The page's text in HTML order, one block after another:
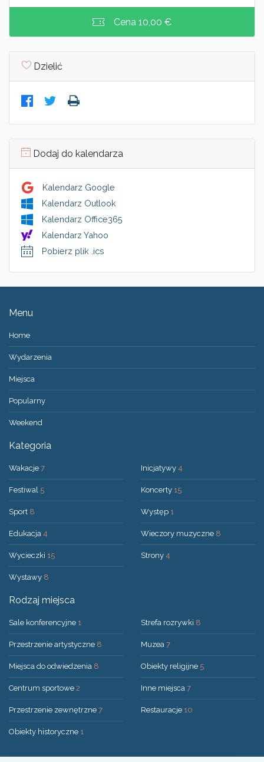
Cena 10,00 €
Dzielić
Dodaj do kalendarza
Kalendarz Google
Kalendarz Outlook
Kalendarz Office365
Kalendarz Yahoo
Pobierz plik .ics
Menu
Home
Wydarzenia
Miejsca
Popularny
Weekend
Kategoria
Wakacje 7
Festiwal 5
Sport 8
Edukacja 4
Wycieczki 15
Wystawy 8
Inicjatywy 4
Koncerty 15
Występ 1
Wieczory muzyczne 8
Strony 4
Rodzaj miejsca
Sale konferencyjne 1
Przestrzenie artystyczne 8
Miejsca do odwiedzenia 8
Centrum sportowe 2
Przestrzenie zewnętrzne 7
Obiekty historyczne 1
Strefa rozrywki 8
Muzea 7
Obiekty religijne 5
Inne miejsca 7
Restauracje 10